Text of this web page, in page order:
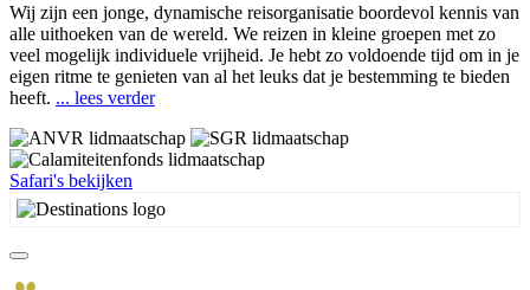
Wij zijn een jonge, dynamische reisorganisatie boordevol kennis van
alle uithoeken van de wereld. We reizen in kleine groepen met zo
veel mogelijk individuele vrijheid. Je hebt zo voldoende tijd om in je
eigen ritme te genieten van al het leuks dat je bestemming te bieden
heeft. ... lees verder
Safari's bekijken